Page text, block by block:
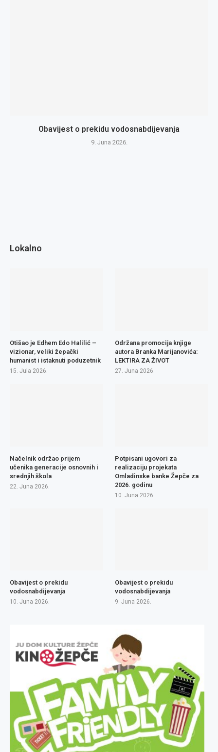
Obavijest o prekidu vodosnabdijevanja
9. Juna 2026.
Lokalno
Otišao je Edhem Edo Halilić –
vizionar, veliki žepački
humanist i istaknuti poduzetnik
15. Jula 2026.
Održana promocija knjige
autora Branka Marijanovića:
LEKTIRA ZA ŽIVOT
27. Juna 2026.
Načelnik održao prijem
učenika generacije osnovnih i
srednjih škola
22. Juna 2026.
Potpisani ugovori za
realizaciju projekata
Omladinske banke Žepče za
2026. godinu
10. Juna 2026.
Obavijest o prekidu
vodosnabdijevanja
10. Juna 2026.
Obavijest o prekidu
vodosnabdijevanja
9. Juna 2026.